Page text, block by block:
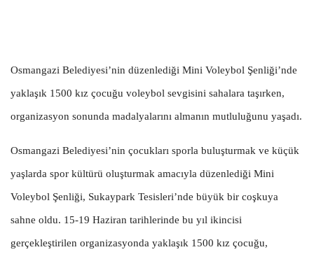
Osmangazi Belediyesi’nin düzenlediği Mini Voleybol Şenliği’nde
yaklaşık 1500 kız çocuğu voleybol sevgisini sahalara taşırken,
organizasyon sonunda madalyalarını almanın mutluluğunu yaşadı.
Osmangazi Belediyesi’nin çocukları sporla buluşturmak ve küçük
yaşlarda spor kültürü oluşturmak amacıyla düzenlediği Mini
Voleybol Şenliği, Sukaypark Tesisleri’nde büyük bir coşkuya
sahne oldu. 15-19 Haziran tarihlerinde bu yıl ikincisi
gerçekleştirilen organizasyonda yaklaşık 1500 kız çocuğu,